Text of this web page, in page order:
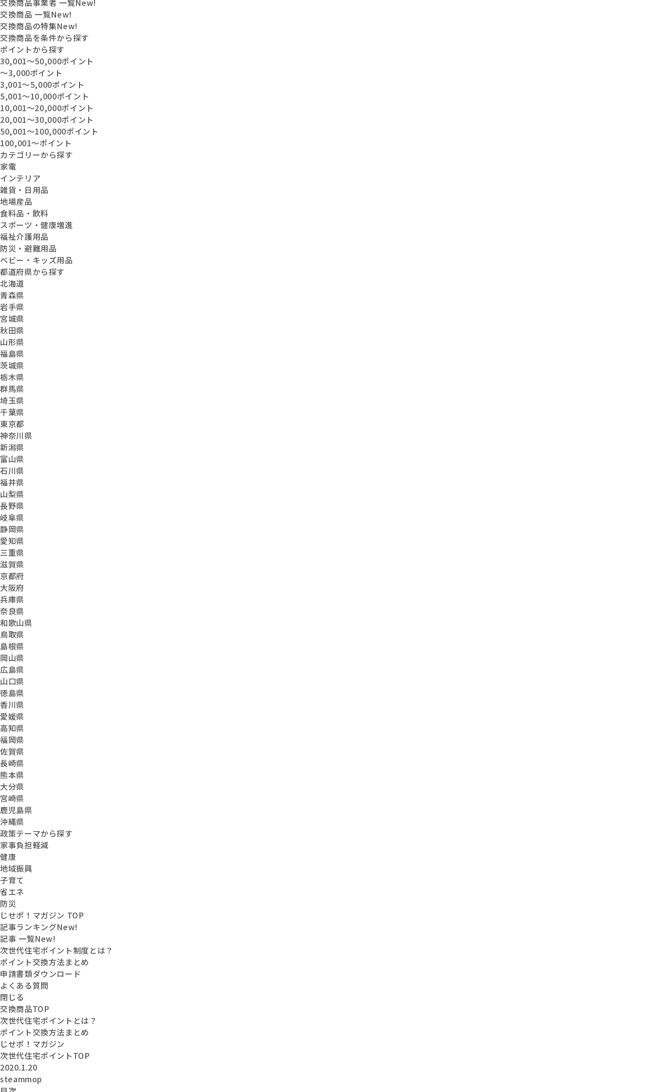
交換商品事業者 一覧New!
交換商品 一覧New!
交換商品の特集New!
交換商品を条件から探す
ポイントから探す
30,001〜50,000ポイント
〜3,000ポイント
3,001〜5,000ポイント
5,001〜10,000ポイント
10,001〜20,000ポイント
20,001〜30,000ポイント
50,001〜100,000ポイント
100,001〜ポイント
カテゴリーから探す
家電
インテリア
雑貨・日用品
地場産品
食料品・飲料
スポーツ・健康増進
福祉介護用品
防災・避難用品
ベビー・キッズ用品
都道府県から探す
北海道
青森県
岩手県
宮城県
秋田県
山形県
福島県
茨城県
栃木県
群馬県
埼玉県
千葉県
東京都
神奈川県
新潟県
富山県
石川県
福井県
山梨県
長野県
岐阜県
静岡県
愛知県
三重県
滋賀県
京都府
大阪府
兵庫県
奈良県
和歌山県
鳥取県
島根県
岡山県
広島県
山口県
徳島県
香川県
愛媛県
高知県
福岡県
佐賀県
長崎県
熊本県
大分県
宮崎県
鹿児島県
沖縄県
政策テーマから探す
家事負担軽減
健康
地域振興
子育て
省エネ
防災
じせポ！マガジン TOP
記事ランキングNew!
記事 一覧New!
次世代住宅ポイント制度とは？
ポイント交換方法まとめ
申請書類ダウンロード
よくある質問
閉じる
交換商品TOP
次世代住宅ポイントとは？
ポイント交換方法まとめ
じせポ！ マガジン
次世代住宅ポイントTOP
2020.1.20
steammop